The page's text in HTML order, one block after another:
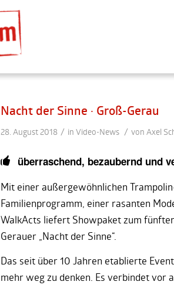
Nacht der Sinne · Groß-Gerau
28. August 2018 / in Video-News / von Axel
überraschend, bezaubernd und
Mit einer außergewöhnlichen
Familienprogramm, einer rasanten
WalkActs liefert Showpaket zum
Gerauer „Nacht der Sinne“.
Das seit über 10 Jahren etablierte
mehr weg zu denken. Es verbindet vor